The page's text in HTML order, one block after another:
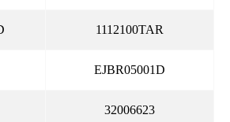
1112100TAR
EJBR05001D
32006623